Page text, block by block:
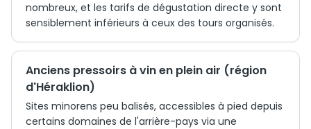
nombreux, et les tarifs de dégustation directe y sont
sensiblement inférieurs à ceux des tours organisés.
Anciens pressoirs à vin en plein air (région
d'Héraklion)
Sites minorens peu balisés, accessibles à pied depuis
certains domaines de l'arrière-pays via une